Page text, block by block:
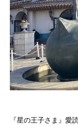
『星の王子さま』愛